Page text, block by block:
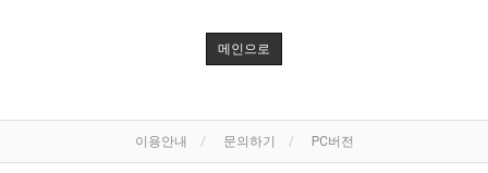
메인으로
이용안내 문의하기 PC버전